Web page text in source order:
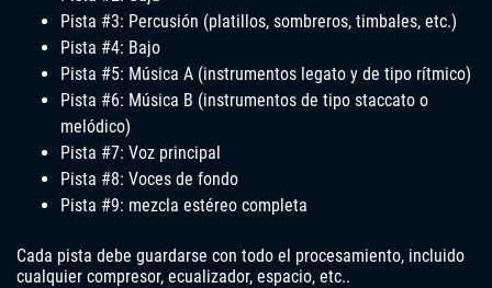
Pista #3: Percusión (platillos, sombreros, timbales, etc.)
Pista #4: Bajo
Pista #5: Música A (instrumentos legato y de tipo rítmico)
Pista #6: Música B (instrumentos de tipo staccato o
melódico)
Pista #7: Voz principal
Pista #8: Voces de fondo
Pista #9: mezcla estéreo completa
Cada pista debe guardarse con todo el procesamiento, incluido
cualquier compresor, ecualizador, espacio, etc..